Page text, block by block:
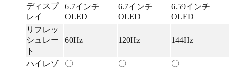
ディスプ
レイ
6.7インチ
OLED
6.7インチ
OLED
6.59インチ
OLED
リフレッ
シュレー
ト
60Hz 120Hz 144Hz
ハイレゾ 〇 〇 〇